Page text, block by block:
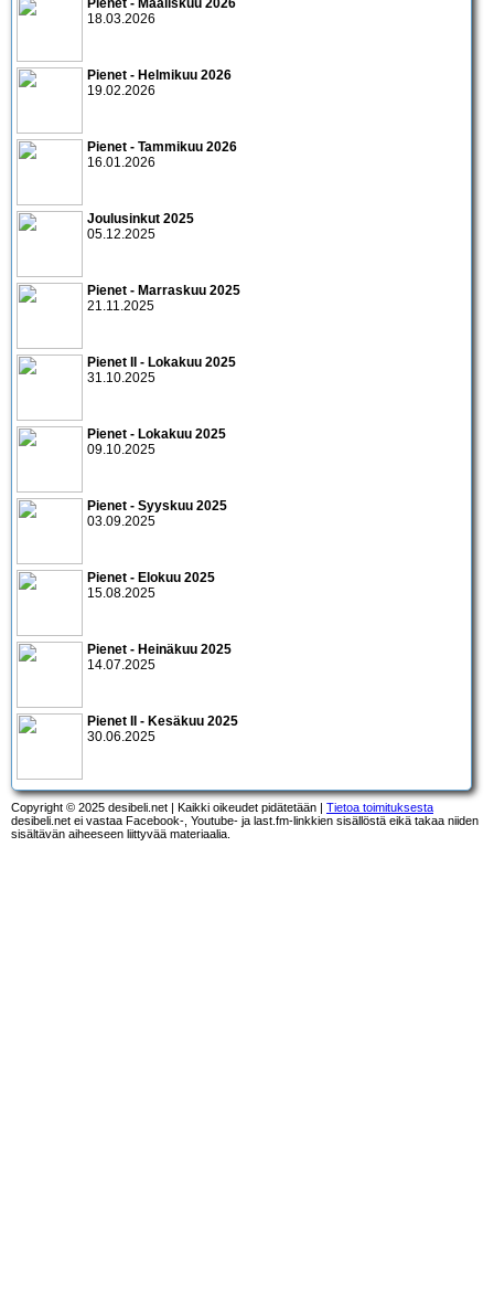
Pienet - Maaliskuu 2026
18.03.2026
Pienet - Helmikuu 2026
19.02.2026
Pienet - Tammikuu 2026
16.01.2026
Joulusinkut 2025
05.12.2025
Pienet - Marraskuu 2025
21.11.2025
Pienet II - Lokakuu 2025
31.10.2025
Pienet - Lokakuu 2025
09.10.2025
Pienet - Syyskuu 2025
03.09.2025
Pienet - Elokuu 2025
15.08.2025
Pienet - Heinäkuu 2025
14.07.2025
Pienet II - Kesäkuu 2025
30.06.2025
Copyright © 2025 desibeli.net | Kaikki oikeudet pidätetään | Tietoa toimituksesta
desibeli.net ei vastaa Facebook-, Youtube- ja last.fm-linkkien sisällöstä eikä takaa niiden
sisältävän aiheeseen liittyvää materiaalia.